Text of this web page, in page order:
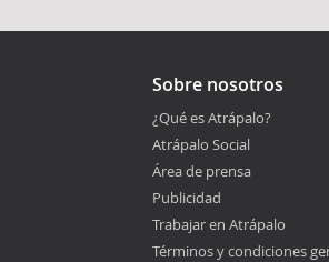
Sobre nosotros
¿Qué es Atrápalo?
Atrápalo Social
Área de prensa
Publicidad
Trabajar en Atrápalo
Términos y condiciones